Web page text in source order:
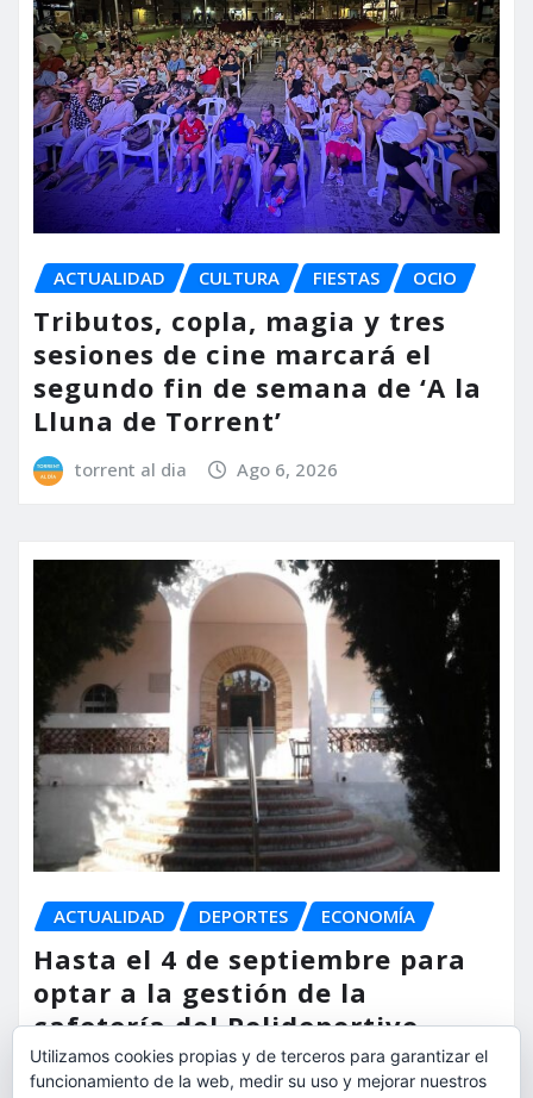
ACTUALIDAD CULTURA FIESTAS OCIO
Tributos, copla, magia y tres
sesiones de cine marcará el
segundo fin de semana de ‘A la
Lluna de Torrent’
torrent al dia Ago 6, 2026
ACTUALIDAD DEPORTES ECONOMÍA
Hasta el 4 de septiembre para
optar a la gestión de la
cafetería del Polideportivo
Anabel Medina de Torrent
Utilizamos cookies propias y de terceros para garantizar el
funcionamiento de la web, medir su uso y mejorar nuestros